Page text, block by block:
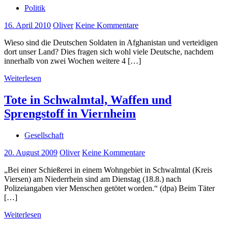
Politik
16. April 2010 Oliver Keine Kommentare
Wieso sind die Deutschen Soldaten in Afghanistan und verteidigen
dort unser Land? Dies fragen sich wohl viele Deutsche, nachdem
innerhalb von zwei Wochen weitere 4 […]
Weiterlesen
Tote in Schwalmtal, Waffen und
Sprengstoff in Viernheim
Gesellschaft
20. August 2009 Oliver Keine Kommentare
„Bei einer Schießerei in einem Wohngebiet in Schwalmtal (Kreis
Viersen) am Niederrhein sind am Dienstag (18.8.) nach
Polizeiangaben vier Menschen getötet worden.“ (dpa) Beim Täter
[…]
Weiterlesen